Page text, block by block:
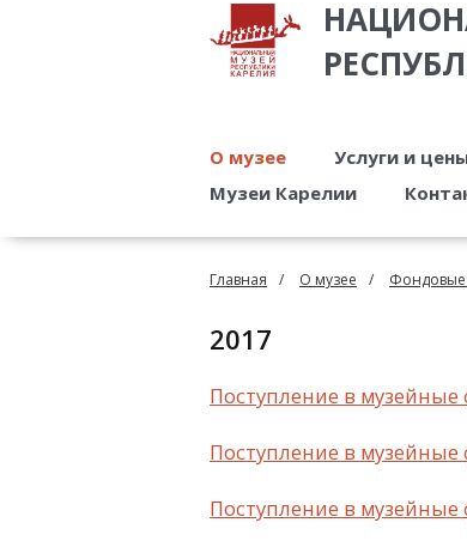
О музее Услуги и
Музеи Карелии
Главная О музее Фондовые
2017
Поступление в музейные
Поступление в музейные
Поступление в музейные